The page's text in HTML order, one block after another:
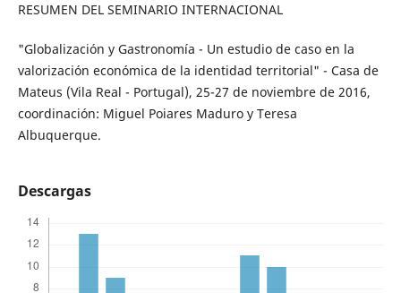
RESUMEN DEL SEMINARIO INTERNACIONAL
"Globalización y Gastronomía - Un estudio de caso en la
valorización económica de la identidad territorial" - Casa de
Mateus (Vila Real - Portugal), 25-27 de noviembre de 2016,
coordinación: Miguel Poiares Maduro y Teresa
Albuquerque.
Descargas